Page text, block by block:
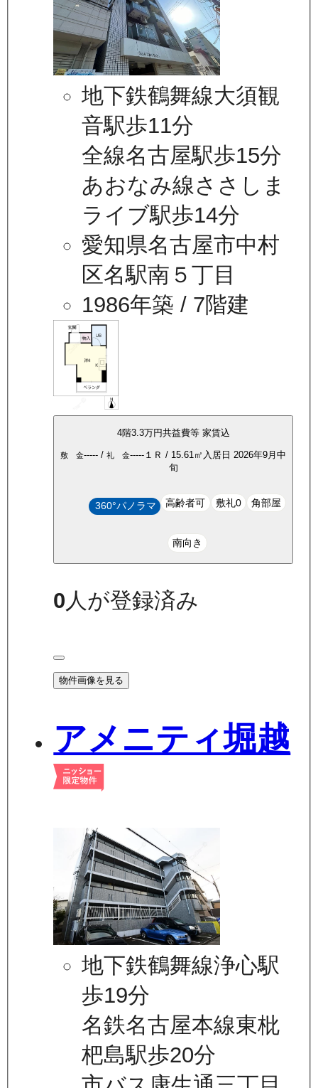
地下鉄鶴舞線大須観
音駅歩11分
全線名古屋駅歩15分
あおなみ線ささしま
ライブ駅歩14分
愛知県名古屋市中村
区名駅南５丁目
1986年築 / 7階建
4階3.3万円共益費等 家賃込
敷 金----- / 礼 金----- １Ｒ / 15.61㎡ 入居日 2026年9月中
旬
360°パノラマ 高齢者可 敷礼0 角部屋
南向き
0人が登録済み
物件画像を見る
アメニティ堀越
地下鉄鶴舞線浄心駅
歩19分
名鉄名古屋本線東枇
杷島駅歩20分